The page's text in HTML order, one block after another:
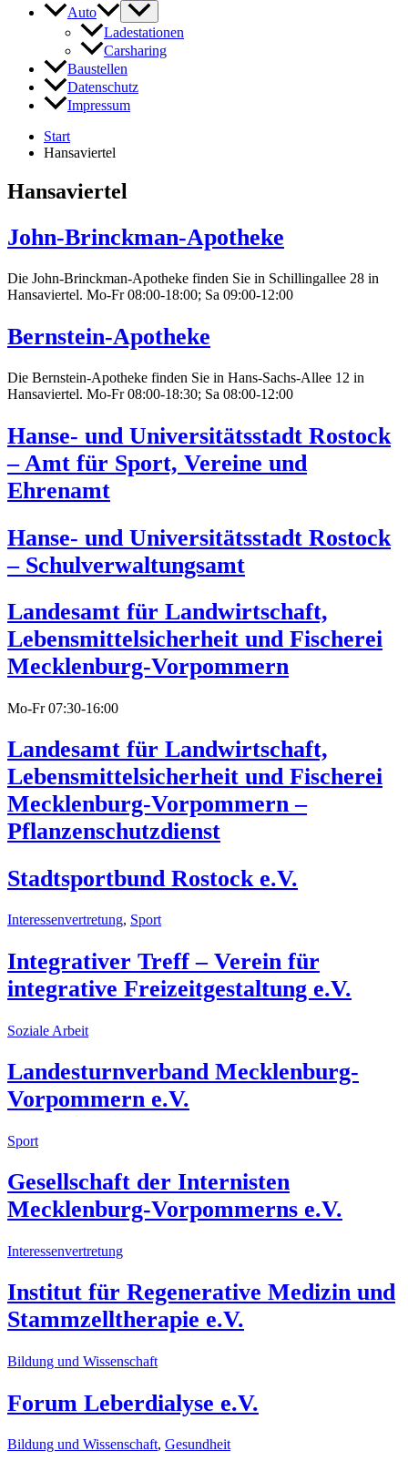
Auto
Ladestationen
Carsharing
Baustellen
Datenschutz
Impressum
Start
Hansaviertel
Hansaviertel
John-Brinckman-Apotheke
Die John-Brinckman-Apotheke finden Sie in Schillingallee 28 in
Hansaviertel. Mo-Fr 08:00-18:00; Sa 09:00-12:00
Bernstein-Apotheke
Die Bernstein-Apotheke finden Sie in Hans-Sachs-Allee 12 in
Hansaviertel. Mo-Fr 08:00-18:30; Sa 08:00-12:00
Hanse- und Universitätsstadt Rostock
– Amt für Sport, Vereine und
Ehrenamt
Hanse- und Universitätsstadt Rostock
– Schulverwaltungsamt
Landesamt für Landwirtschaft,
Lebensmittelsicherheit und Fischerei
Mecklenburg-Vorpommern
Mo-Fr 07:30-16:00
Landesamt für Landwirtschaft,
Lebensmittelsicherheit und Fischerei
Mecklenburg-Vorpommern –
Pflanzenschutzdienst
Stadtsportbund Rostock e.V.
Interessenvertretung, Sport
Integrativer Treff – Verein für
integrative Freizeitgestaltung e.V.
Soziale Arbeit
Landesturnverband Mecklenburg-
Vorpommern e.V.
Sport
Gesellschaft der Internisten
Mecklenburg-Vorpommerns e.V.
Interessenvertretung
Institut für Regenerative Medizin und
Stammzelltherapie e.V.
Bildung und Wissenschaft
Forum Leberdialyse e.V.
Bildung und Wissenschaft, Gesundheit